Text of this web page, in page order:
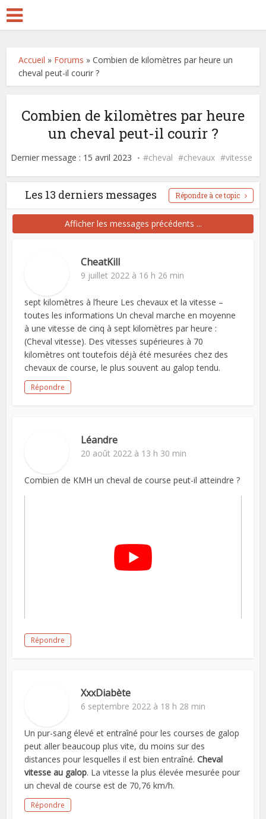
Accueil » Forums »Combien de kilomètres par heure un
cheval peut-il courir ?
Combien de kilomètres par heure
un cheval peut-il courir ?
Dernier message : 15 avril 2023 cheval chevaux vitesse
Les 13 derniers messages Répondre à ce topic
Afficher les messages précédents ...
CheatKill
9 juillet 2022 à 16 h 26 min
sept kilomètres à l’heure Les chevaux et la vitesse –
toutes les informations Un cheval marche en moyenne
à une vitesse de cinq à sept kilomètres par heure :
(Cheval vitesse). Des vitesses supérieures à 70
kilomètres ont toutefois déjà été mesurées chez des
chevaux de course, le plus souvent au galop tendu.
Répondre
Léandre
20 août 2022 à 13 h 30 min
Combien de KMH un cheval de course peut-il atteindre ?
Répondre
XxxDiabète
6 septembre 2022 à 18 h 28 min
Un pur-sang élevé et entraîné pour les courses de galop
peut aller beaucoup plus vite, du moins sur des
distances pour lesquelles il est bien entraîné.Cheval
vitesse au galop. La vitesse la plus élevée mesurée pour
un cheval de course est de 70,76 km/h.
Répondre